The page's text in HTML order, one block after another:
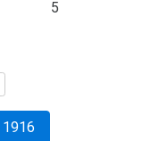
5
1916